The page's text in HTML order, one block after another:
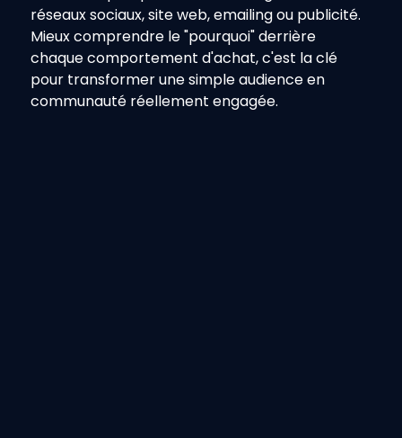
réseaux sociaux, site web, emailing ou publicité.
Mieux comprendre le "pourquoi" derrière
chaque comportement d'achat, c'est la clé
pour transformer une simple audience en
communauté réellement engagée.